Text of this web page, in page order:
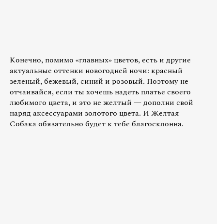
Конечно, помимо «главных» цветов, есть и другие
актуальные оттенки новогодней ночи: красный
зеленый, бежевый, синий и розовый. Поэтому не
отчаивайся, если ты хочешь надеть платье своего
любимого цвета, и это не желтый — дополни свой
наряд аксессуарами золотого цвета. И Желтая
Собака обязательно будет к тебе благосклонна.